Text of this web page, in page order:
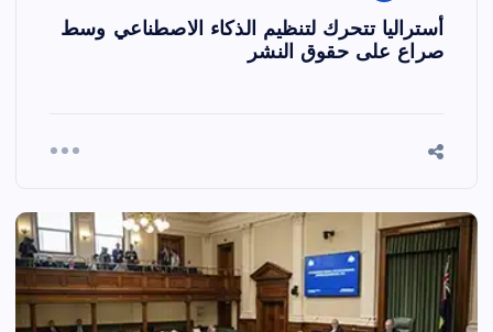
أستراليا تتحرك لتنظيم الذكاء الاصطناعي وسط
صراع على حقوق النشر